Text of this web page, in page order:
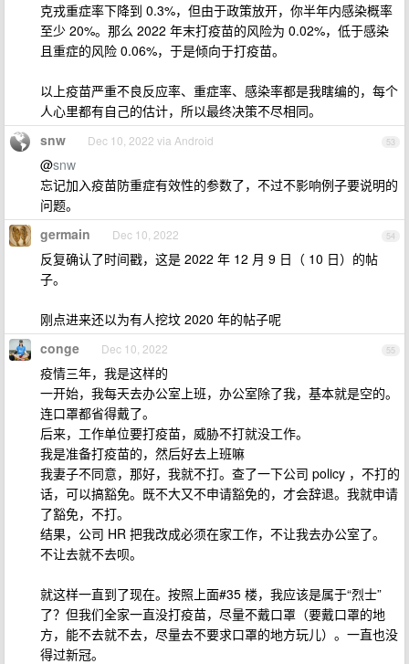
克戎重症率下降到 0.3%，但由于政策放开，你半年内感染概率
至少 20%。那么 2022 年末打疫苗的风险为 0.02%，低于感染
且重症的风险 0.06%，于是倾向于打疫苗。
以上疫苗严重不良反应率、重症率、感染率都是我瞎编的，每个
人心里都有自己的估计，所以最终决策不尽相同。
53
snw Dec 10, 2022 via Android
@snw
忘记加入疫苗防重症有效性的参数了，不过不影响例子要说明的
问题。
54
germain Dec 10, 2022
反复确认了时间戳，这是 2022 年 12 月 9 日（ 10 日）的帖
子。
刚点进来还以为有人挖坟 2020 年的帖子呢
55
conge Dec 10, 2022
疫情三年，我是这样的
一开始，我每天去办公室上班，办公室除了我，基本就是空的。
连口罩都省得戴了。
后来，工作单位要打疫苗，威胁不打就没工作。
我是准备打疫苗的，然后好去上班嘛
我妻子不同意，那好，我就不打。查了一下公司 policy ，不打的
话，可以搞豁免。既不大又不申请豁免的，才会辞退。我就申请
了豁免，不打。
结果，公司 HR 把我改成必须在家工作，不让我去办公室了。
不让去就不去呗。
就这样一直到了现在。按照上面#35 楼，我应该是属于“烈士”
了？但我们全家一直没打疫苗，尽量不戴口罩（要戴口罩的地
方，能不去就不去，尽量去不要求口罩的地方玩儿）。一直也没
得过新冠。